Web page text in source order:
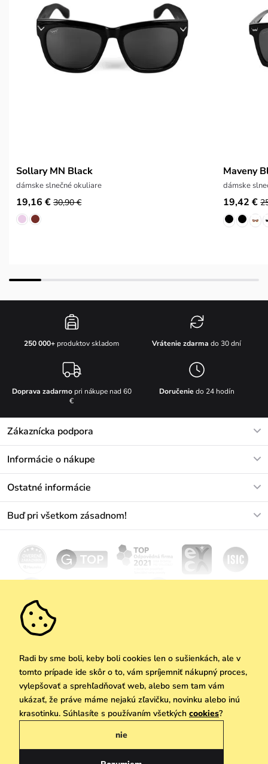
Sollary MN Black
dámske slnečné okuliare
19,16 € 30,90 €
Maveny
dámske
19,42 €
250 000+ produktov skladom Vrátenie zdarma do 30 dní
Doprava zadarmopri nákupe nad 60
€
Doručenie do 24 hodín
Zákaznícka podpora
info@vuch.sk
Informácie o nákupe
Materiály a údržba
Vrátenie a reklamácia
Ostatné informácie
Darčekové poukazy
We Care
Vuchlook
Predajne
Buď pri všetkom zásadnom!
Odoberať
Copyright © 2026 Vuch s.r.o. Všetky práva vyhradené. Technicky zabezpečuje
Simplia.cz
Radi by sme boli, keby boli cookies len o sušienkách, ale v
tomto prípade ide skôr o to, vám spríjemniť nákupný proces,
vylepšovať a sprehľadňovať web, alebo sem tam vám
ukázať, že práve máme nejakú zľavičku, novinku alebo inú
krasotinku. Súhlasíte s používaním všetkých cookies?
nie